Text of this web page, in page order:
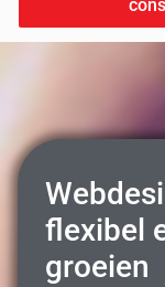
flexibel
groeien